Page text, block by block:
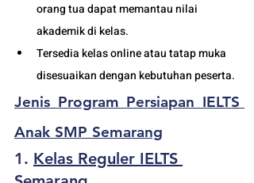
orang tua dapat memantau nilai
akademik di kelas.
Tersedia kelas online atau tatap muka
disesuaikan dengan kebutuhan peserta.
Jenis Program Persiapan IELTS
Anak SMP Semarang
1. Kelas Reguler IELTS